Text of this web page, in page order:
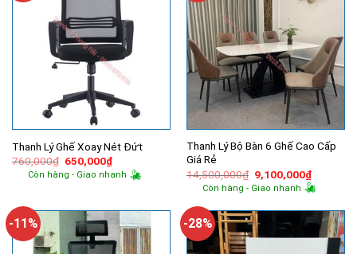
Thanh Lý Ghế Xoay Nét Đứt
760,000₫ Giá
gốc
là:
650,000₫Giá
hiện
tại
Còn hàng - Giao nhanh
Thanh Lý Bộ Bàn 6 Ghế Cao Cấp
Giá Rẻ
14,500,000₫ Giá
gốc
là:
9,100,000₫Giá
hiện
tại
Còn hàng - Giao nhanh
-11% -28%